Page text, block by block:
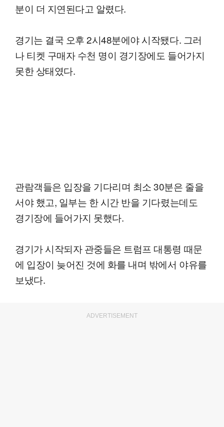
분이 더 지연된다고 알렸다.
경기는 결국 오후 2시48분에야 시작됐다. 그러
나 티켓 구매자 수천 명이 경기장에도 들어가지
못한 상태였다.
관람객들은 입장을 기다리며 최소 30분은 줄을
서야 했고, 일부는 한 시간 반을 기다렸는데도
경기장에 들어가지 못했다.
경기가 시작되자 관중들은 트럼프 대통령 때문
에 입장이 늦어진 것에 화를 내며 밖에서 야유를
보냈다.
ADVERTISEMENT